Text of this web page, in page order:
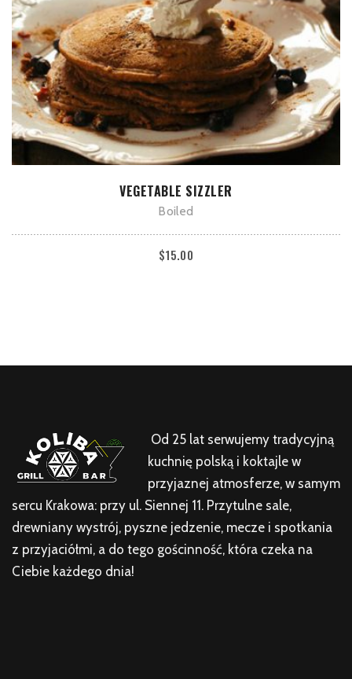
В КОРЗИНУ
VEGETABLE SIZZLER
Boiled
$15.00
Od 25 lat serwujemy tradycyjną
kuchnię polską i koktajle w
przyjaznej atmosferze, w samym
sercu Krakowa: przy ul. Siennej 11. Przytulne sale,
drewniany wystrój, pyszne jedzenie, mecze i spotkania
z przyjaciółmi, a do tego gościnność, która czeka na
Ciebie każdego dnia!